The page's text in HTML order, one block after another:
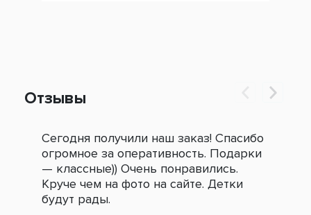
Отзывы
Сегодня получили наш заказ! Спасибо
огромное за оперативность. Подарки
— классные)) Очень понравились.
Круче чем на фото на сайте. Детки
будут рады.